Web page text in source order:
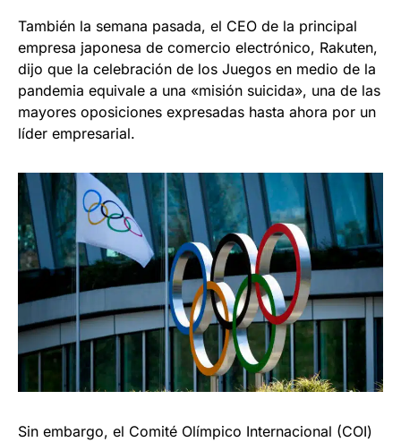
También la semana pasada, el CEO de la principal
empresa japonesa de comercio electrónico, Rakuten,
dijo que la celebración de los Juegos en medio de la
pandemia equivale a una «misión suicida», una de las
mayores oposiciones expresadas hasta ahora por un
líder empresarial.
Sin embargo, el Comité Olímpico Internacional (COI)